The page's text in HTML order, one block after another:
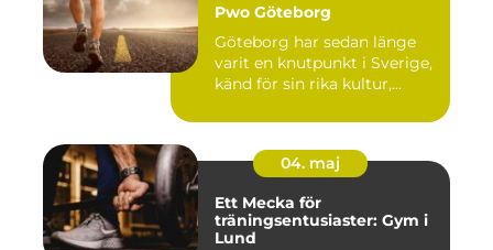
Pwo Göteborg
Göteborg har sedan länge
varit en knutpunkt i Sverige,
känd för sin rika kultur,...
04. maj
Ett Mecka för
träningsentusiaster: Gym i
Lund